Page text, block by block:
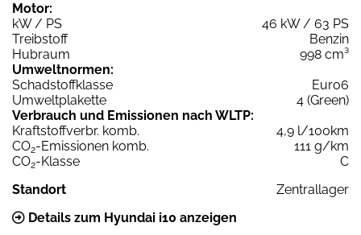
Motor:
kW / PS
46 kW / 63 PS
Treibstoff
Benzin
Hubraum
998 cm³
Umweltnormen:
Schadstoffklasse
Euro6
Umweltplakette
4 (Green)
Verbrauch und Emissionen nach WLTP:
Kraftstoffverbr. komb.
4,9 l/100km
CO2-Emissionen komb.
111 g/km
CO2-Klasse
C
Standort
Zentrallager
Details zum Hyundai i10 anzeigen